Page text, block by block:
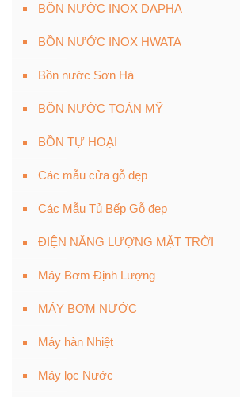
BỒN NƯỚC INOX DAPHA
BỒN NƯỚC INOX HWATA
Bồn nước Sơn Hà
BỒN NƯỚC TOÀN MỸ
BỒN TỰ HOẠI
Các mẫu cửa gỗ đẹp
Các Mẫu Tủ Bếp Gỗ đẹp
ĐIỆN NĂNG LƯỢNG MẶT TRỜI
Máy Bơm Định Lượng
MÁY BƠM NƯỚC
Máy hàn Nhiệt
Máy lọc Nước